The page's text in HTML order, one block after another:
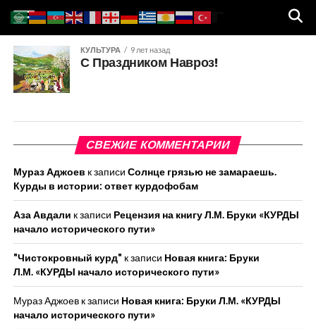
КУЛЬТУРА 9 лет назад
С Праздником Навроз!
СВЕЖИЕ КОММЕНТАРИИ
Мураз Аджоев к записи Солнце грязью не замараешь.
Курды в истории: ответ курдофобам
Аза Авдали к записи Рецензия на книгу Л.М. Бруки «КУРДЫ
начало исторического пути»
"Чистокровный курд" к записи Новая книга: Бруки
Л.М. «КУРДЫ начало исторического пути»
Мураз Аджоевк записи Новая книга: Бруки Л.М. «КУРДЫ
начало исторического пути»